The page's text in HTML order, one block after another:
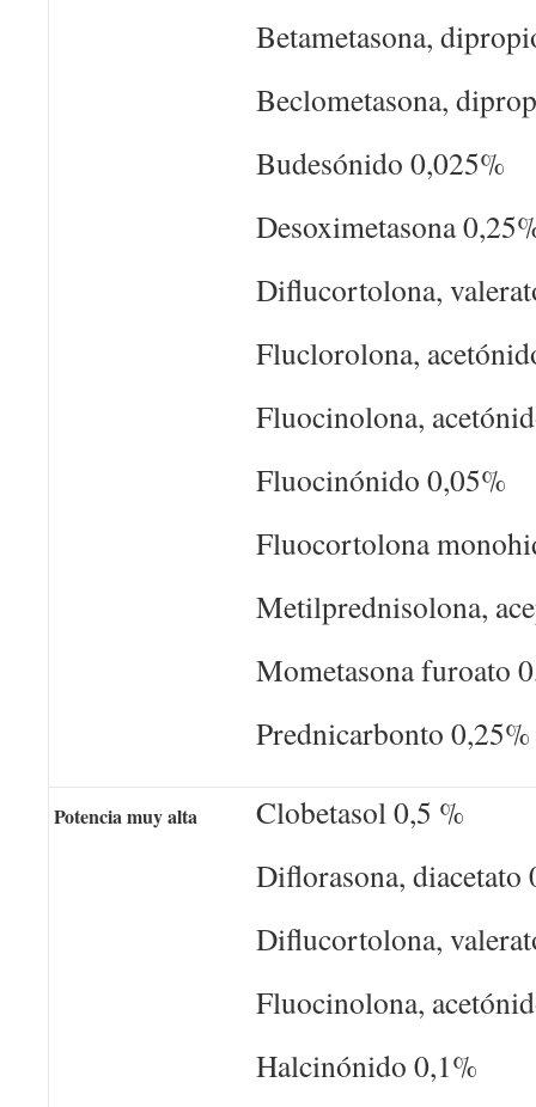
Betametasona,
Beclometasona,
Budesónido 0,025%
Desoximetasona
Diflucortolona,
Fluclorolona,
Fluocinolona,
Fluocinónido 0,05%
Fluocortolona
Metilprednisolona,
Mometasona furoato
Prednicarbonto 0,25%
Potencia muy alta
Clobetasol 0,5 %
Diflorasona, diacetato
Diflucortolona,
Fluocinolona,
Halcinónido 0,1%